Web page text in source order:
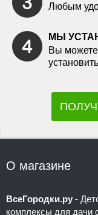
Любым
МЫ
Вы можете
О магазине
ВсеГородки.ру -
комплексы для дачи